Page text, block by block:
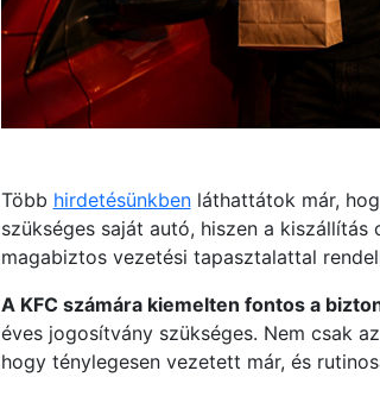
Több hirdetésünkbenláthattátok már,
szükséges saját autó, hiszen a
magabiztos vezetési tapasztalattal
A KFC számára kiemelten fontos a
éves jogosítvány szükséges. Nem csak
hogy ténylegesen vezetett már, és